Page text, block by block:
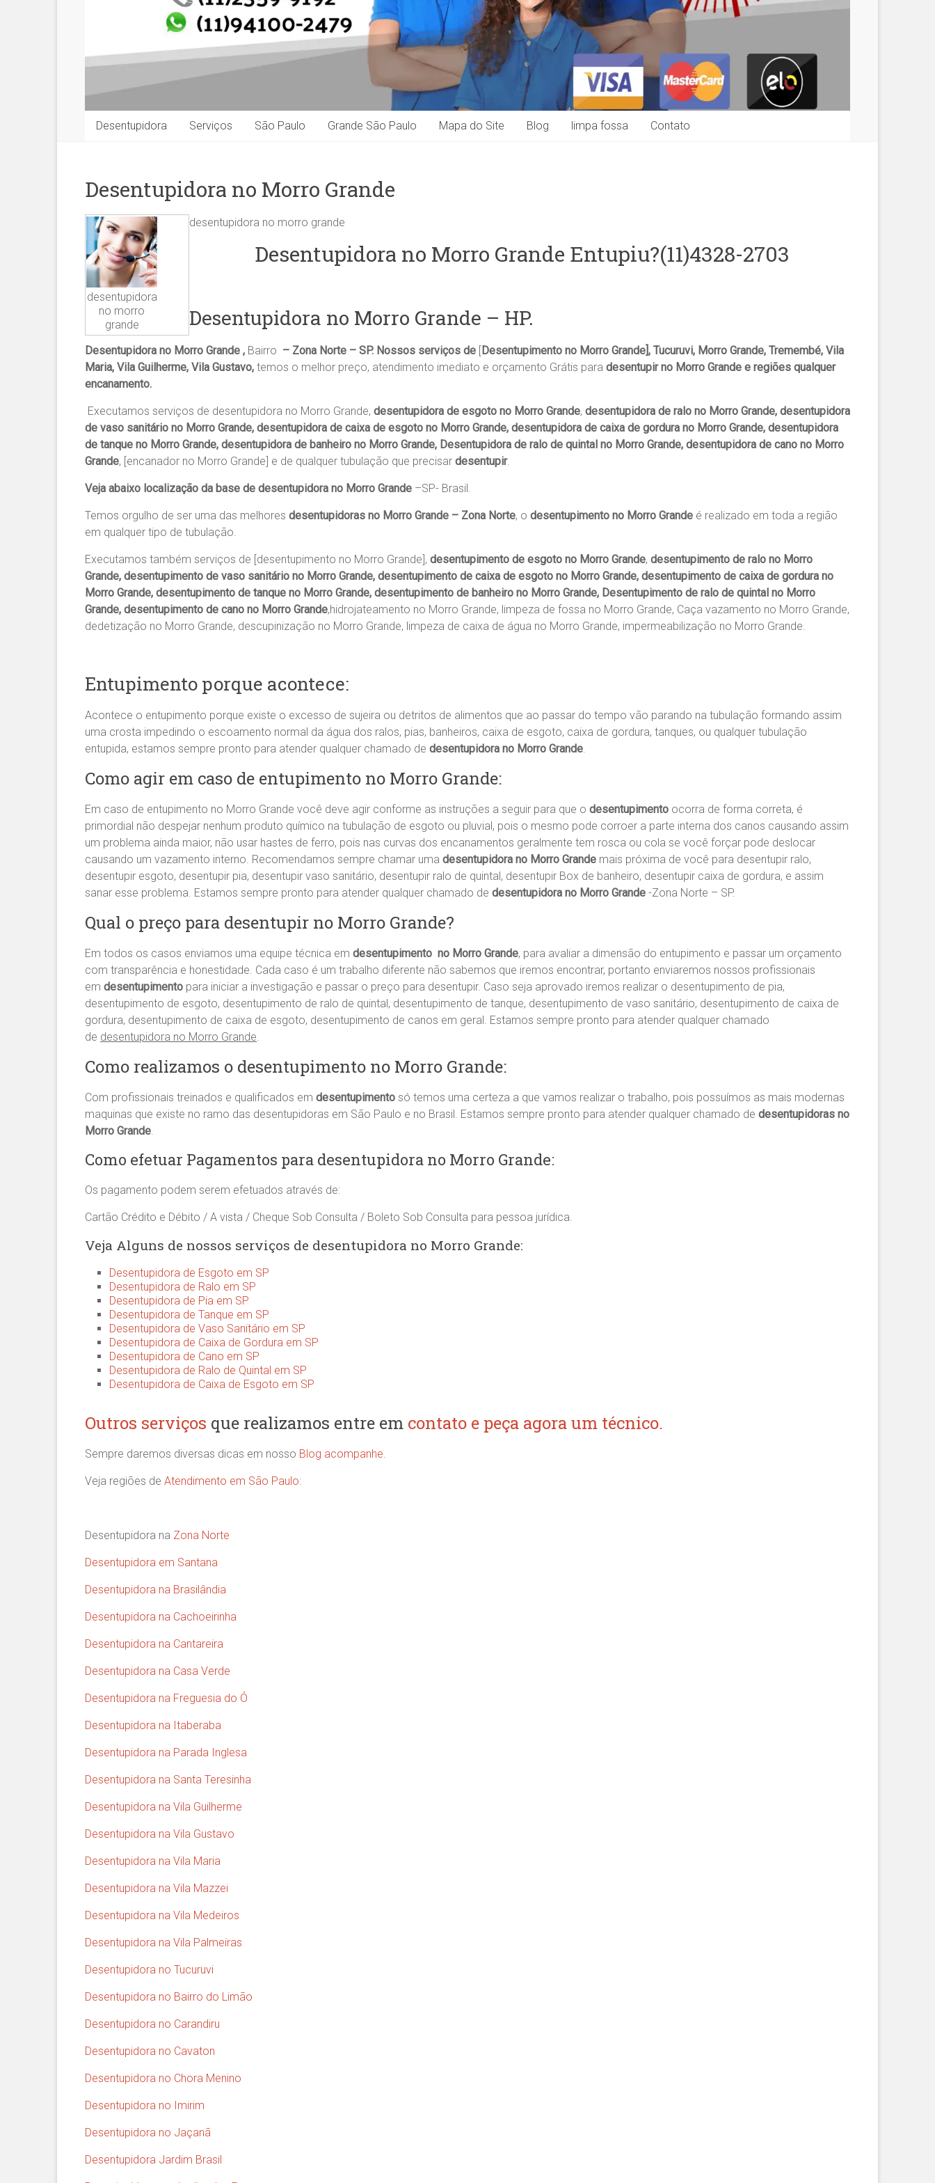
Desentupidora Serviços São Paulo Grande São Paulo Mapa do Site Blog limpa fossa Contato
Desentupidora no Morro Grande
desentupidora
no morro
grande
desentupidora no morro grande
Desentupidora no Morro Grande Entupiu?(11)4328-2703
Desentupidora no Morro Grande – HP.
Desentupidora no Morro Grande , Bairro – Zona Norte – SP. Nossos serviços de Desentupimento no Morro Grande], Tucuruvi, Morro Grande, Tremembé, Vila
Maria, Vila Guilherme, Vila Gustavo, temos o melhor preço, atendimento imediato e orçamento Grátis para desentupir no Morro Grande e regiões qualquer
encanamento.
Executamos serviços de desentupidora no Morro Grande, desentupidora de esgoto no Morro Grande, desentupidora de ralo no Morro Grande, desentupidora
de vaso sanitário no Morro Grande, desentupidora de caixa de esgoto no Morro Grande, desentupidora de caixa de gordura no Morro Grande, desentupidora
de tanque no Morro Grande, desentupidora de banheiro no Morro Grande, Desentupidora de ralo de quintal no Morro Grande, desentupidora de cano no Morro
Grande, [encanador no Morro Grande] e de qualquer tubulação que precisar desentupir.
Veja abaixo localização da base de desentupidora no Morro Grande –SP- Brasil.
Temos orgulho de ser uma das melhores desentupidoras no Morro Grande – Zona Norte, o desentupimento no Morro Grande é realizado em toda a região
em qualquer tipo de tubulação.
Executamos também serviços de [desentupimento no Morro Grande], desentupimento de esgoto no Morro Grande, desentupimento de ralo no Morro
Grande, desentupimento de vaso sanitário no Morro Grande, desentupimento de caixa de esgoto no Morro Grande, desentupimento de caixa de gordura no
Morro Grande, desentupimento de tanque no Morro Grande, desentupimento de banheiro no Morro Grande, Desentupimento de ralo de quintal no Morro
Grande, desentupimento de cano no Morro Grande,hidrojateamento no Morro Grande, limpeza de fossa no Morro Grande, Caça vazamento no Morro Grande,
dedetização no Morro Grande, descupinização no Morro Grande, limpeza de caixa de água no Morro Grande, impermeabilização no Morro Grande.
Entupimento porque acontece:
Acontece o entupimento porque existe o excesso de sujeira ou detritos de alimentos que ao passar do tempo vão parando na tubulação formando assim
uma crosta impedindo o escoamento normal da água dos ralos, pias, banheiros, caixa de esgoto, caixa de gordura, tanques, ou qualquer tubulação
entupida, estamos sempre pronto para atender qualquer chamado de desentupidora no Morro Grande.
Como agir em caso de entupimento no Morro Grande:
Em caso de entupimento no Morro Grande você deve agir conforme as instruções a seguir para que o desentupimento ocorra de forma correta, é
primordial não despejar nenhum produto químico na tubulação de esgoto ou pluvial, pois o mesmo pode corroer a parte interna dos canos causando assim
um problema ainda maior, não usar hastes de ferro, pois nas curvas dos encanamentos geralmente tem rosca ou cola se você forçar pode deslocar
causando um vazamento interno. Recomendamos sempre chamar uma desentupidora no Morro Grande mais próxima de você para desentupir ralo,
desentupir esgoto, desentupir pia, desentupir vaso sanitário, desentupir ralo de quintal, desentupir Box de banheiro, desentupir caixa de gordura, e assim
sanar esse problema. Estamos sempre pronto para atender qualquer chamado de desentupidora no Morro Grande -Zona Norte – SP.
Qual o preço para desentupir no Morro Grande?
Em todos os casos enviamos uma equipe técnica em desentupimento no Morro Grande, para avaliar a dimensão do entupimento e passar um orçamento
com transparência e honestidade. Cada caso é um trabalho diferente não sabemos que iremos encontrar, portanto enviaremos nossos profissionais
em desentupimento para iniciar a investigação e passar o preço para desentupir. Caso seja aprovado iremos realizar o desentupimento de pia,
desentupimento de esgoto, desentupimento de ralo de quintal, desentupimento de tanque, desentupimento de vaso sanitário, desentupimento de caixa de
gordura, desentupimento de caixa de esgoto, desentupimento de canos em geral. Estamos sempre pronto para atender qualquer chamado
de desentupidora no Morro Grande.
Como realizamos o desentupimento no Morro Grande:
Com profissionais treinados e qualificados em desentupimento só temos uma certeza a que vamos realizar o trabalho, pois possuímos as mais modernas
maquinas que existe no ramo das desentupidoras em São Paulo e no Brasil. Estamos sempre pronto para atender qualquer chamado de desentupidoras no
Morro Grande.
Como efetuar Pagamentos para desentupidora no Morro Grande:
Os pagamento podem serem efetuados através de:
Cartão Crédito e Débito / A vista / Cheque Sob Consulta / Boleto Sob Consulta para pessoa jurídica.
Veja Alguns de nossos serviços de desentupidora no Morro Grande:
Desentupidora de Esgoto em SP
Desentupidora de Ralo em SP
Desentupidora de Pia em SP
Desentupidora de Tanque em SP
Desentupidora de Vaso Sanitário em SP
Desentupidora de Caixa de Gordura em SP
Desentupidora de Cano em SP
Desentupidora de Ralo de Quintal em SP
Desentupidora de Caixa de Esgoto em SP
Outros serviços que realizamos entre em contato e peça agora um técnico.
Sempre daremos diversas dicas em nosso Blog acompanhe.
Veja regiões de Atendimento em São Paulo:
Desentupidora na Zona Norte
Desentupidora em Santana
Desentupidora na Brasilândia
Desentupidora na Cachoeirinha
Desentupidora na Cantareira
Desentupidora na Casa Verde
Desentupidora na Freguesia do Ó
Desentupidora na Itaberaba
Desentupidora na Parada Inglesa
Desentupidora na Santa Teresinha
Desentupidora na Vila Guilherme
Desentupidora na Vila Gustavo
Desentupidora na Vila Maria
Desentupidora na Vila Mazzei
Desentupidora na Vila Medeiros
Desentupidora na Vila Palmeiras
Desentupidora no Tucuruvi
Desentupidora no Bairro do Limão
Desentupidora no Carandiru
Desentupidora no Cavaton
Desentupidora no Chora Menino
Desentupidora no Imirim
Desentupidora no Jaçanã
Desentupidora Jardim Brasil